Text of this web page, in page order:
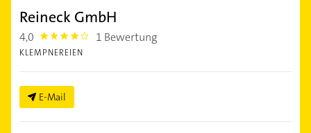
Reineck GmbH
4,0 4.0 1 Bewertung
KLEMPNEREIEN
E-Mail